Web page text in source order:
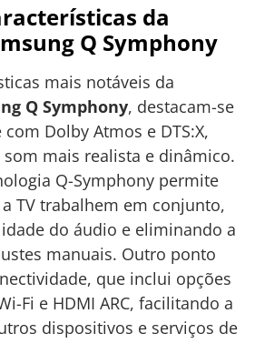
da
Q Symphony
mais notáveis da
Q Symphony, destacam-se
Dolby Atmos e DTS:X,
mais realista e dinâmico.
Q-Symphony permite
TV trabalhem em conjunto,
do áudio e eliminando a
manuais. Outro ponto
que inclui opções
Fi e HDMI ARC, facilitando a
dispositivos e serviços de